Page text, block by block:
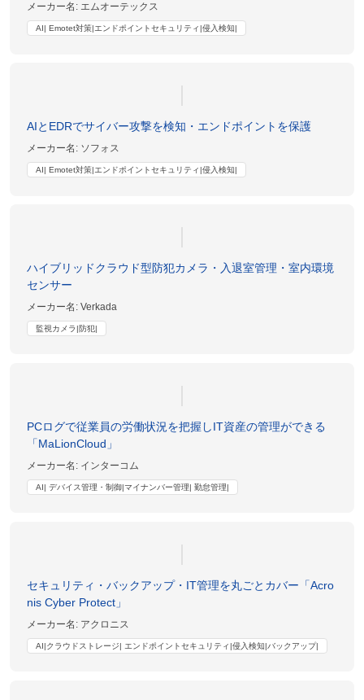
メーカー名: エムオーテックス
AI| Emotet対策|エンドポイントセキュリティ|侵入検知|
AIとEDRでサイバー攻撃を検知・エンドポイントを保護
メーカー名: ソフォス
AI| Emotet対策|エンドポイントセキュリティ|侵入検知|
ハイブリッドクラウド型防犯カメラ・入退室管理・室内環境
センサー
メーカー名:Verkada
監視カメラ|防犯|
PCログで従業員の労働状況を把握しIT資産の管理ができる
「MaLionCloud」
メーカー名: インターコム
AI| デバイス管理・制御|マイナンバー管理| 勤怠管理|
セキュリティ・バックアップ・IT管理を丸ごとカバー「Acro
nis Cyber Protect」
メーカー名: アクロニス
AI|クラウドストレージ| エンドポイントセキュリティ|侵入検知|バックアップ|